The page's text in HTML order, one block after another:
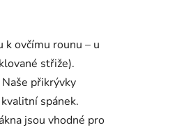
k ovčímu rounu – u
střiže).
přikrývky
spánek.
jsou vhodné pro